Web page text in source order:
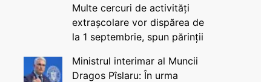
Multe cercuri de activități
extrașcolare vor dispărea de
la 1 septembrie, spun părinții
Ministrul interimar al Muncii
Dragos Pîslaru: În urma